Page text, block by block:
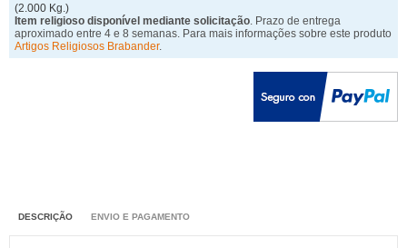
(2.000 Kg.)
Item religioso disponível mediante solicitação . Prazo de entrega
aproximado entre 4 e 8 semanas. Para mais informações sobre este produto
Artigos Religiosos Brabander.
DESCRIÇÃO ENVIO E PAGAMENTO